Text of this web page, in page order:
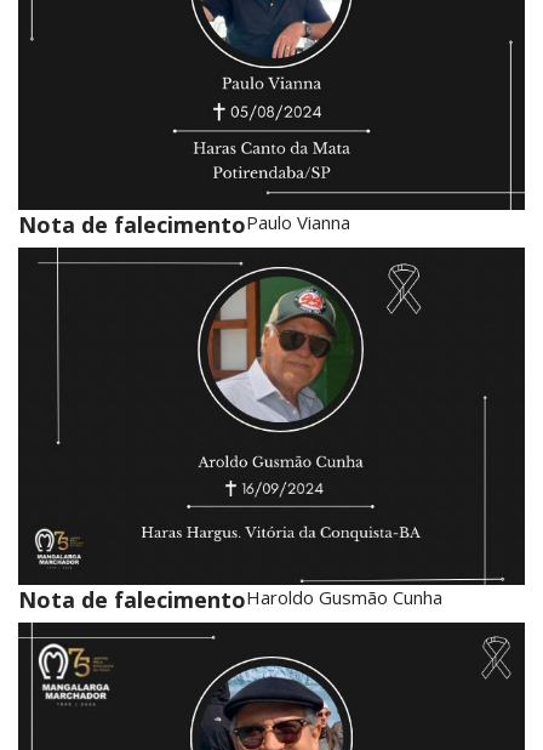
Nota de falecimentoPaulo Vianna
Nota de falecimentoHaroldo Gusmão Cunha